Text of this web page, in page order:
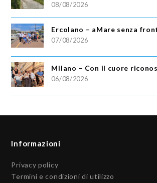
08/08/2026
Ercolano – aMare senza
07/08/2026
Milano – Con il cuore
06/08/2026
Informazioni
Privacy policy
Termini e condizioni di utilizzo